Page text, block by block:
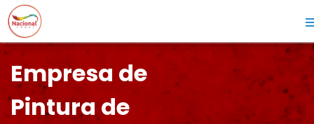
Empresa de
Pintura de